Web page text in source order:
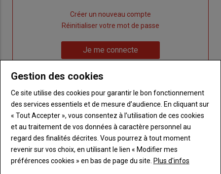
compte"
Créer un nouveau compte
mot
passe"
Réinitialiser votre mot de passe
connecte"
Je me connecte
Sous-
Vous n'êtes pas abonné(e)
TITRE CRÉEZ UN COMPTE
BodyChoisissez votre formule et créez votre
compte pour accéder à tout Terre de
Touraine.
Gestion des cookies
Ce site utilise des cookies pour garantir le bon fonctionnement
des services essentiels et de mesure d’audience. En cliquant sur
« Tout Accepter », vous consentez à l’utilisation de ces cookies
et au traitement de vos données à caractère personnel au
regard des finalités décrites. Vous pourrez à tout moment
revenir sur vos choix, en utilisant le lien « Modifier mes
préférences cookies » en bas de page du site. Plus d'infos